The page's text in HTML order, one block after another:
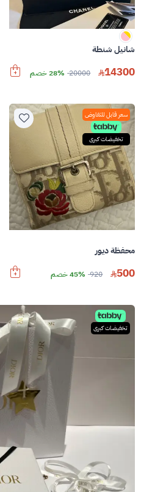
شانيل شنطة
14300
20000 28% خصم
سعر قابل للتفاوض
تخفيضات كبرى
محفظة ديور
500
920 45% خصم
تخفيضات كبرى